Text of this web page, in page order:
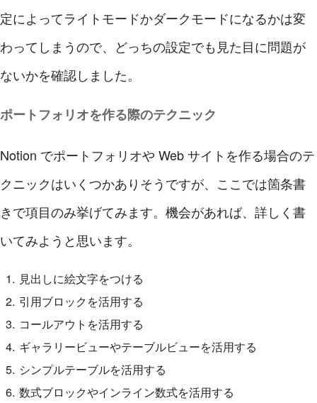
定によってライトモードかダークモードになるかは変
わってしまうので、どっちの設定でも見た目に問題が
ないかを確認しました。
ポートフォリオを作る際のテクニック
Notion でポートフォリオや Web サイトを作る場合のテ
クニックはいくつかありそうですが、ここでは箇条書
きで項目のみ挙げてみます。機会があれば、詳しく書
いてみようと思います。
見出しに絵文字をつける
引用ブロックを活用する
コールアウトを活用する
ギャラリービューやテーブルビューを活用する
シンプルテーブルを活用する
数式ブロックやインライン数式を活用する